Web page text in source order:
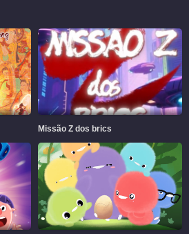
Missão Z dos brics